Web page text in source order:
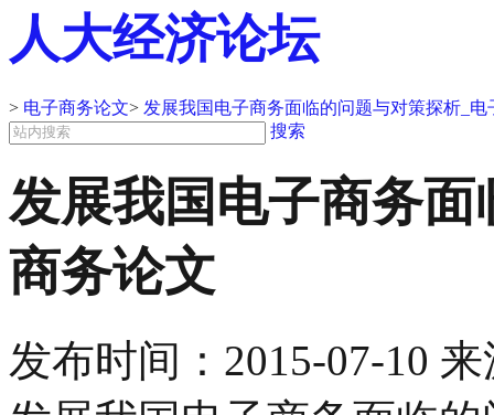
人大经济论坛
> 电子商务论文> 发展我国电子商务面临的问题与对策探析_电
搜索
发展我国电子商务
商务论文
发布时间： 2015-07-10 来